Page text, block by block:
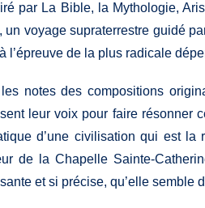
par La Bible, la Mythologie,
un voyage supraterrestre guidé
l’épreuve de la plus radicale
notes des compositions
leur voix pour faire résonner
d’une civilisation qui est
de la Chapelle Sainte-
et si précise, qu’elle semble